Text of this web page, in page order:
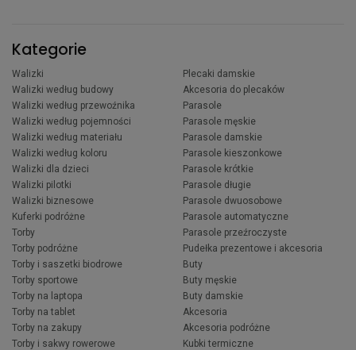
Kategorie
Walizki
Walizki według budowy
Walizki według przewoźnika
Walizki według pojemności
Walizki według materiału
Walizki według koloru
Walizki dla dzieci
Walizki pilotki
Walizki biznesowe
Kuferki podróżne
Torby
Torby podróżne
Torby i saszetki biodrowe
Torby sportowe
Torby na laptopa
Torby na tablet
Torby na zakupy
Torby i sakwy rowerowe
Plecaki damskie
Akcesoria do plecaków
Parasole
Parasole męskie
Parasole damskie
Parasole kieszonkowe
Parasole krótkie
Parasole długie
Parasole dwuosobowe
Parasole automatyczne
Parasole przeźroczyste
Pudełka prezentowe i akcesoria
Buty
Buty męskie
Buty damskie
Akcesoria
Akcesoria podróżne
Kubki termiczne